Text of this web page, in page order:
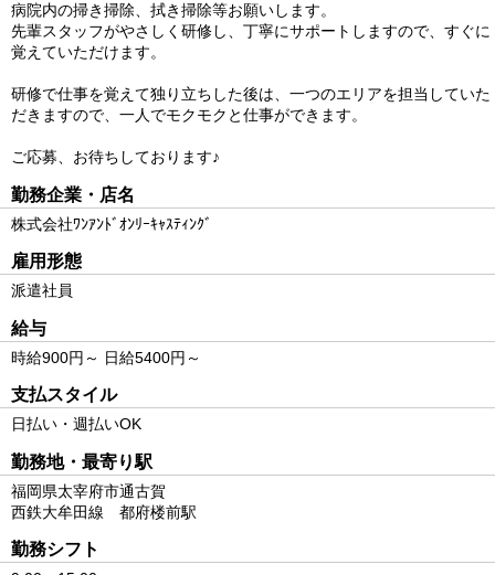
病院内の掃き掃除、拭き掃除等お願いします。
先輩スタッフがやさしく研修し、丁寧にサポートしますので、すぐに
覚えていただけます。
研修で仕事を覚えて独り立ちした後は、一つのエリアを担当していた
だきますので、一人でモクモクと仕事ができます。
ご応募、お待ちしております♪
勤務企業・店名
株式会社ﾜﾝｱﾝﾄﾞｵﾝﾘｰｷｬｽﾃｨﾝｸﾞ
雇用形態
派遣社員
給与
時給900円～ 日給5400円～
支払スタイル
日払い・週払いOK
勤務地・最寄り駅
福岡県太宰府市通古賀
西鉄大牟田線 都府楼前駅
勤務シフト